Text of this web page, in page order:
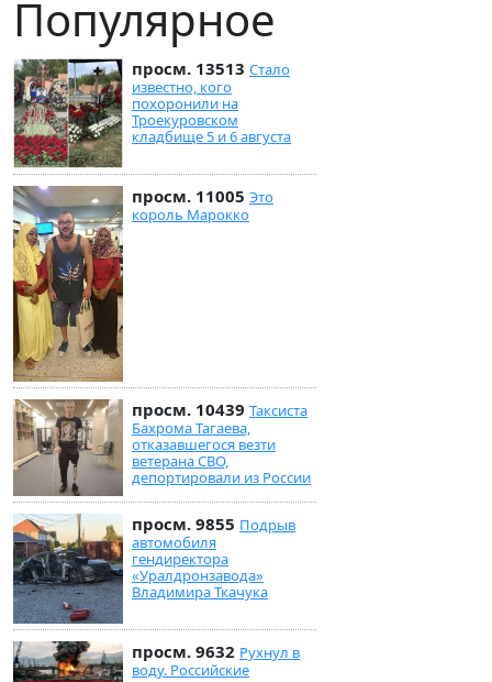
Популярное
просм. 13513 Стало
известно, кого
похоронили на
Троекуровском
кладбище 5 и 6 августа
просм. 11005 Это
король Марокко
просм. 10439 Таксиста
Бахрома Тагаева,
отказавшегося везти
ветерана СВО,
депортировали из России
просм. 9855 Подрыв
автомобиля
гендиректора
«Уралдронзавода»
Владимира Ткачука
просм. 9632 Рухнул в
воду. Российские